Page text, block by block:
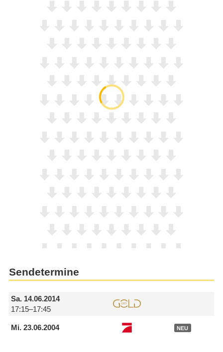
Sendetermine
Sa.14.06.2014
17:15–17:45
Mi.23.06.2004 NEU